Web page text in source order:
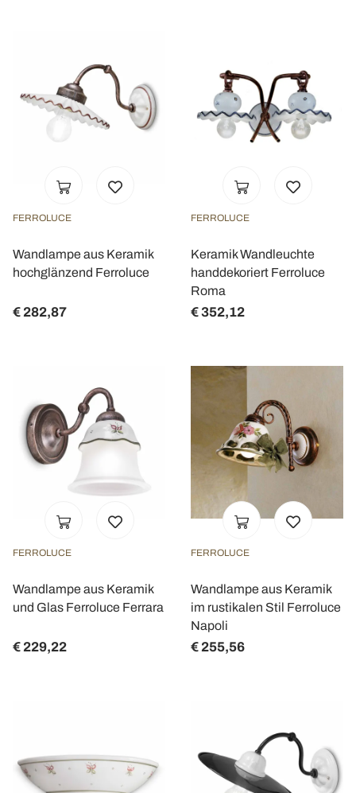
FERROLUCE
Wandlampe aus Keramik
hochglänzend Ferroluce
€ 282,87
FERROLUCE
Keramik Wandleuchte
handdekoriert Ferroluce
Roma
€ 352,12
FERROLUCE
Wandlampe aus Keramik
und Glas Ferroluce Ferrara
€ 229,22
FERROLUCE
Wandlampe aus Keramik
im rustikalen Stil Ferroluce
Napoli
€ 255,56